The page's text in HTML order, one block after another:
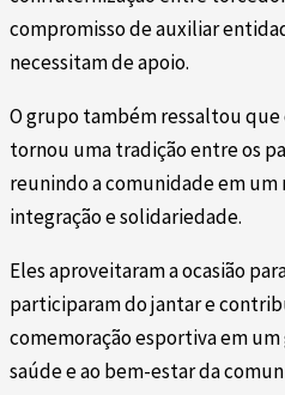
compromisso de auxiliar
necessitam de apoio.
O grupo também ressaltou
tornou uma tradição entre os
reunindo a comunidade em
integração e solidariedade.
Eles aproveitaram a ocasião
participaram do jantar e
comemoração esportiva em
saúde e ao bem-estar da